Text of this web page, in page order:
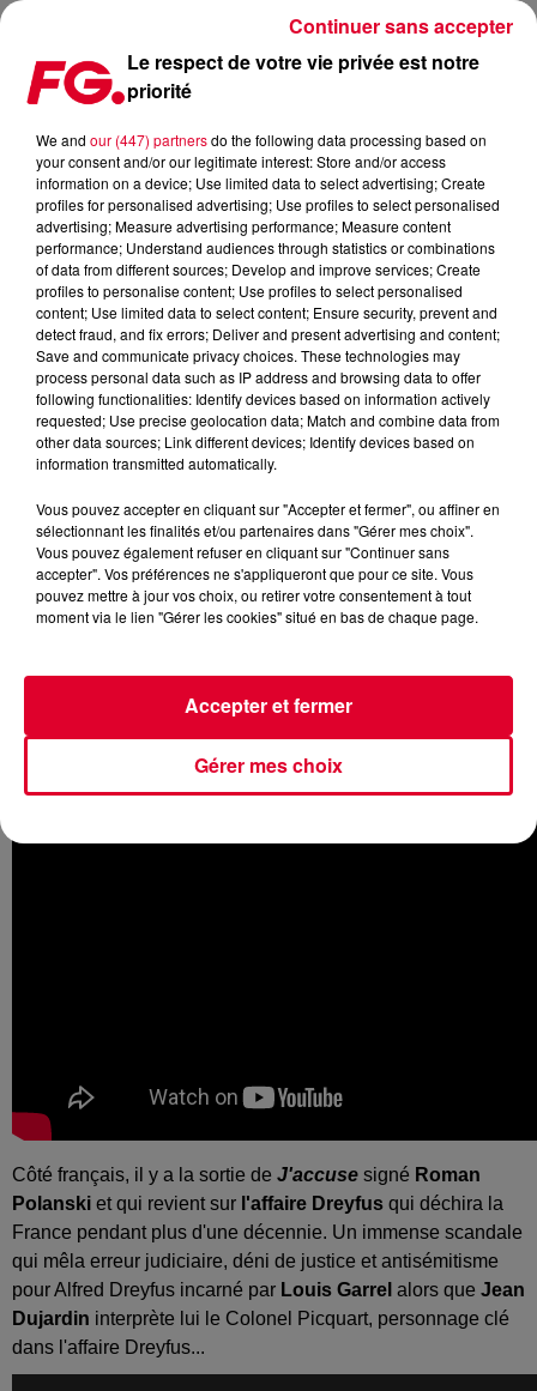
SORTIES CINÉMA - MERCREDI 13 NOVEMBRE 2019
Publié : 13 novembre 2019 à 6h47 par Antony Harari
Aujourd'hui sort en sallesLe Mans 66 avecMatt Damon et
équipe d'excentriques ingénieurs américains envoyés par
Henry Ford II pour construire à partir de rien une nouvelle
automobile qui doit détrôner la Ferrari au 24H du Mans...
Côté français, il y a la sortie de J'accuse signé Roman
Polanski et qui revient sur l'affaire Dreyfus qui déchira la
France pendant plus d'une décennie. Un immense scandale
qui mêla erreur judiciaire, déni de justice et antisémitisme
pour Alfred Dreyfus incarné par Louis Garrel alors que Jean
Dujardin interprète lui le Colonel Picquart, personnage clé
dans l'affaire Dreyfus...
Le respect de votre vie privée est notre
priorité
We and our (447) partnersdo the following data processing based on
your consent and/or our legitimate interest: Store and/or access
information on a device; Use limited data to select advertising; Create
profiles for personalised advertising; Use profiles to select personalised
advertising; Measure advertising performance; Measure content
performance; Understand audiences through statistics or combinations
of data from different sources; Develop and improve services; Create
profiles to personalise content; Use profiles to select personalised
content; Use limited data to select content; Ensure security, prevent and
detect fraud, and fix errors; Deliver and present advertising and content;
Save and communicate privacy choices. These technologies may
process personal data such as IP address and browsing data to offer
following functionalities: Identify devices based on information actively
requested; Use precise geolocation data; Match and combine data from
other data sources; Link different devices; Identify devices based on
information transmitted automatically.
Vous pouvez accepter en cliquant sur "Accepter et fermer", ou affiner en
sélectionnant les finalités et/ou partenaires dans "Gérer mes choix".
Vous pouvez également refuser en cliquant sur "Continuer sans
accepter". Vos préférences ne s'appliqueront que pour ce site. Vous
pouvez mettre à jour vos choix, ou retirer votre consentement à tout
moment via le lien "Gérer les cookies" situé en bas de chaque page.
Gérer mes choix
Accepter et fermer
Continuer sans accepter